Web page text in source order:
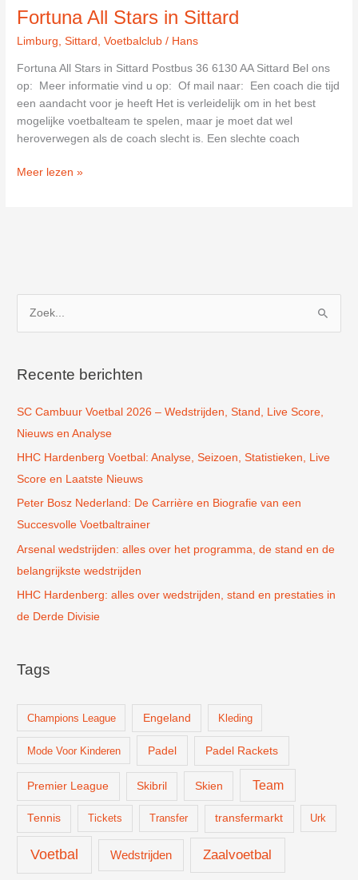
Fortuna All Stars in Sittard
Limburg,Sittard ,Voetbalclub / Hans
Fortuna All Stars in Sittard Postbus 36 6130 AA Sittard Bel ons
op: Meer informatie vind u op: Of mail naar: Een coach die tijd
een aandacht voor je heeft Het is verleidelijk om in het best
mogelijke voetbalteam te spelen, maar je moet dat wel
heroverwegen als de coach slecht is. Een slechte coach
Fortuna
Meer lezen »
k
a
a
r
:
Recente berichten
SC Cambuur Voetbal 2026 – Wedstrijden, Stand, Live Score,
Nieuws en Analyse
HHC Hardenberg Voetbal: Analyse, Seizoen, Statistieken, Live
Score en Laatste Nieuws
Peter Bosz Nederland: De Carrière en Biografie van een
Succesvolle Voetbaltrainer
Arsenal wedstrijden: alles over het programma, de stand en de
belangrijkste wedstrijden
HHC Hardenberg: alles over wedstrijden, stand en prestaties in
de Derde Divisie
Tags
Champions League Engeland Kleding
Mode Voor Kinderen Padel Padel Rackets
Premier League Skibril Skien Team
Tennis Tickets Transfer transfermarkt Urk
Voetbal Wedstrijden Zaalvoetbal